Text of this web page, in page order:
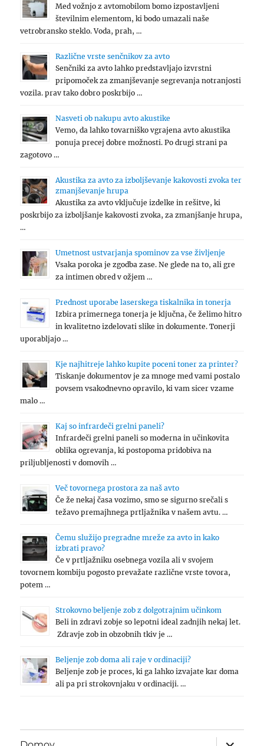
Med vožnjo z avtomobilom bomo izpostavljeni
številnim elementom, ki bodo umazali naše
vetrobransko steklo. Voda, prah, …
Različne vrste senčnikov za avto
Senčniki za avto lahko predstavljajo izvrstni
pripomoček za zmanjševanje segrevanja notranjosti
vozila. prav tako dobro poskrbijo …
Nasveti ob nakupu avto akustike
Vemo, da lahko tovarniško vgrajena avto akustika
ponuja precej dobre možnosti. Po drugi strani pa
zagotovo …
Akustika za avto za izboljševanje kakovosti zvoka ter
zmanjševanje hrupa
Akustika za avto vključuje izdelke in rešitve, ki
poskrbijo za izboljšanje kakovosti zvoka, za zmanjšanje hrupa,
…
Umetnost ustvarjanja spominov za vse življenje
Vsaka poroka je zgodba zase. Ne glede na to, ali gre
za intimen obred v ožjem …
Prednost uporabe laserskega tiskalnika in tonerja
Izbira primernega tonerja je ključna, če želimo hitro
in kvalitetno izdelovati slike in dokumente. Tonerji
uporabljajo …
Kje najhitreje lahko kupite poceni toner za printer?
Tiskanje dokumentov je za mnoge med vami postalo
povsem vsakodnevno opravilo, ki vam sicer vzame
malo …
Kaj so infrardeči grelni paneli?
Infrardeči grelni paneli so moderna in učinkovita
oblika ogrevanja, ki postopoma pridobiva na
priljubljenosti v domovih …
Več tovornega prostora za naš avto
Če že nekaj časa vozimo, smo se sigurno srečali s
težavo premajhnega prtljažnika v našem avtu. …
Čemu služijo pregradne mreže za avto in kako
izbrati pravo?
Če v prtljažniku osebnega vozila ali v svojem
tovornem kombiju pogosto prevažate različne vrste tovora,
potem …
Strokovno beljenje zob z dolgotrajnim učinkom
Beli in zdravi zobje so lepotni ideal zadnjih nekaj let.
Zdravje zob in obzobnih tkiv je …
Beljenje zob doma ali raje v ordinaciji?
Beljenje zob je proces, ki ga lahko izvajate kar doma
ali pa pri strokovnjaku v ordinaciji. …
expand